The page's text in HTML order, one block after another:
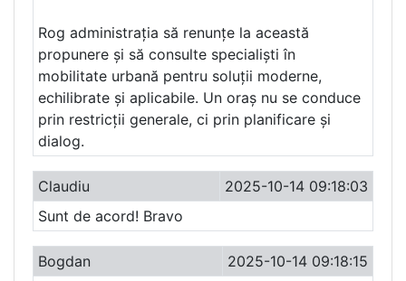
Rog administrația să renunțe la această
propunere și să consulte specialiști în
mobilitate urbană pentru soluții moderne,
echilibrate și aplicabile. Un oraș nu se conduce
prin restricții generale, ci prin planificare și
dialog.
Claudiu
2025-10-14 09:18:03
Sunt de acord! Bravo
Bogdan
2025-10-14 09:18:15